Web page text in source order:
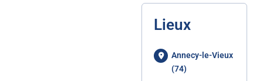
Lieux
Annecy-le-Vieux
(74)